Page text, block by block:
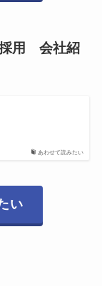
用 会社紹
あわせて読みたい
い